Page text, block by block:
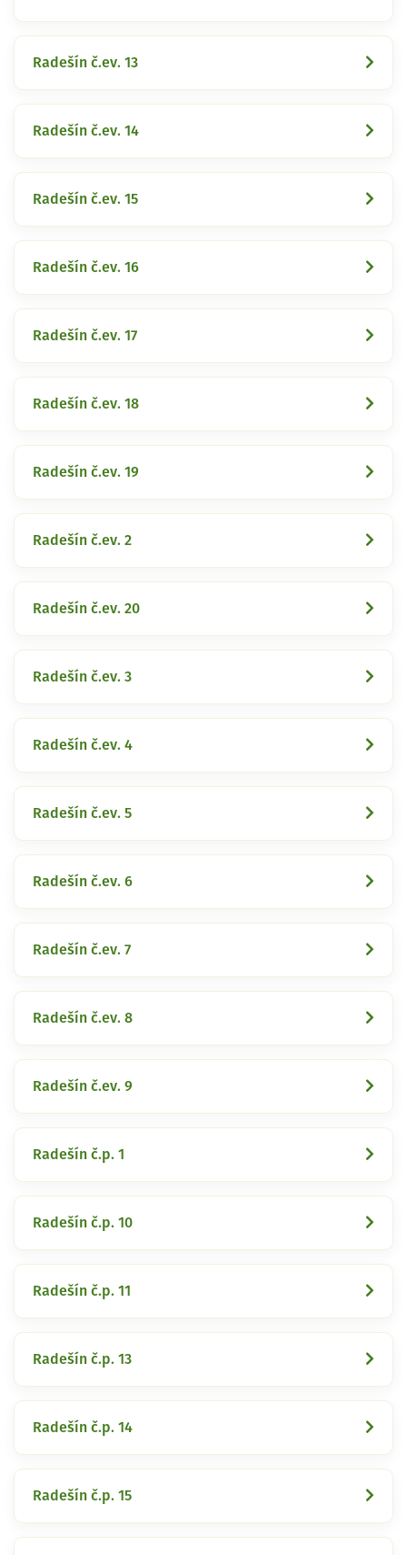
Radešín č.ev. 13
Radešín č.ev. 14
Radešín č.ev. 15
Radešín č.ev. 16
Radešín č.ev. 17
Radešín č.ev. 18
Radešín č.ev. 19
Radešín č.ev. 2
Radešín č.ev. 20
Radešín č.ev. 3
Radešín č.ev. 4
Radešín č.ev. 5
Radešín č.ev. 6
Radešín č.ev. 7
Radešín č.ev. 8
Radešín č.ev. 9
Radešín č.p. 1
Radešín č.p. 10
Radešín č.p. 11
Radešín č.p. 13
Radešín č.p. 14
Radešín č.p. 15